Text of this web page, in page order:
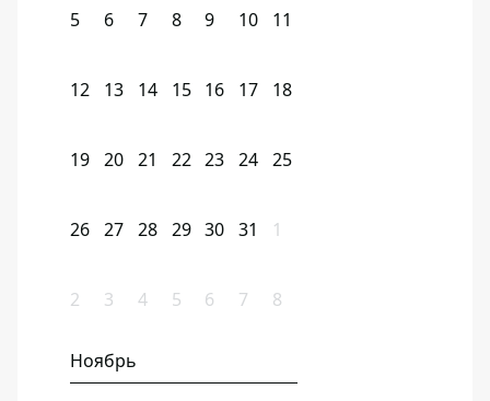
5 6 7 8 9 10 11
12 13 14 15 16 17 18
19 20 21 22 23 24 25
26 27 28 29 30 31 1
2 3 4 5 6 7 8
Ноябрь